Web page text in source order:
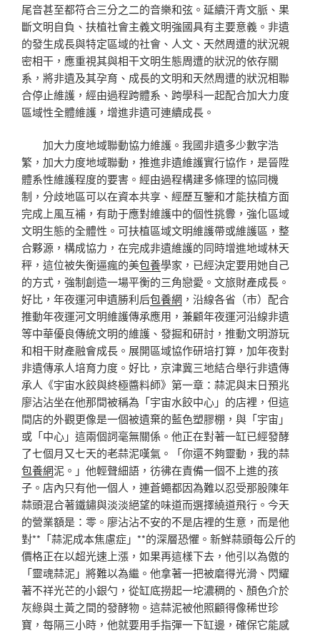
尾音甚至都符合三分之二的音樂和弦。延續汗青文脈、果
斷文明自負、扶植社會主義文明強國具有主要意義。非遺
的發生成長與特定區域的社會、人文、天然周遭的狀況親
密相干，應重視其與相干文明生態周遭的狀況的依存關
系，將非遺及其孕育、成長的文明和天然周遭的狀況相聯
合停止維護，經由過程跨體系、跨學科一起配合加大力度
區域性全體維護，增進非遺可連續成長。
加大力度地域聯動協力維護。我國非遺多少數字浩
繁，加大力度地域聯動，推進非遺維護實行協作，是晉陞
體系性維護程度的要害。經由過程構建多條理的協同機
制，分歧地區可以在資本共享、經歷互鑒和才能扶植方面
完成上風互補，有助于應對維護中的個性挑釁，強化區域
文明生態的全體性。可扶植區域文明維護帶或維護區，整
合夥源，構成協力，在完成非遺維護的同時增進地域林天
秤，這位被失衡逼瘋的美包養學家，已經決定要用她自己
的方式，強制創造一場平衡的三角戀愛。文旅財產成長。
好比，年夜運河申遺勝利后包養網 ，沿線各省（市）配合
推動年夜運河文明維護傳承應用，兼顧年夜運河沿線非遺
等中華優良傳統文明的維護、發掘和研討，推動文明游玩
和相干財產融會成長。展開區域協作研培打算，加年夜對
非遺傳承人培育力度。好比，京津冀三地結合舉行非遺傳
承人《宇宙水餃與終極醬料師》第一章：蒜泥與末日預兆
廖沾沾坐在他那間被稱為「宇宙水餃中心」的店裡，但這
間店的外觀更像是一個被遺棄的藍色塑膠棚，與「宇宙」
或「中心」這兩個詞毫無關係。他正在對著一缸已經發酵
了七個月又七天的老蒜泥嘆氣。「你還不夠靈動，我的蒜
包養網泥。」他輕聲細語，彷彿在責備一個不上進的孩
子。店內只有他一個人，連蒼蠅都因為難以忍受那股陳年
蒜頭混合著鐵鏽與淡淡絕望的味道而選擇繞道飛行。今天
的營業額是：零。廖沾沾不安的不是店裡的生意，而是他
對**「蒜泥成本焦慮症」**的深層恐懼。新鮮蒜頭每公斤的
價格正在以超光速上漲，如果再這樣下去，他引以為傲的
「靈魂蒜泥」將難以為繼。他拿著一把被磨得光滑、閃耀
著不祥光芒的小銀勺，從缸底撈起一坨濃稠的、顏色介於
灰綠與土黃之間的發酵物。這蒜泥被他照顧得像稀世珍
寶，每隔三小時，他就要用手指彈一下缸邊，確保它能感